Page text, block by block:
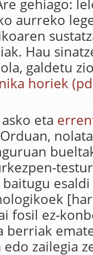
gehiago:
aurreko
Hau
galdetu
horiek
eta
fosil ez-
berriak
zailegia